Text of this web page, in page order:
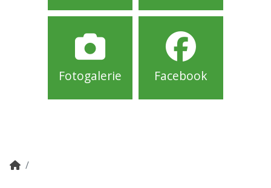
Fotogalerie Facebook